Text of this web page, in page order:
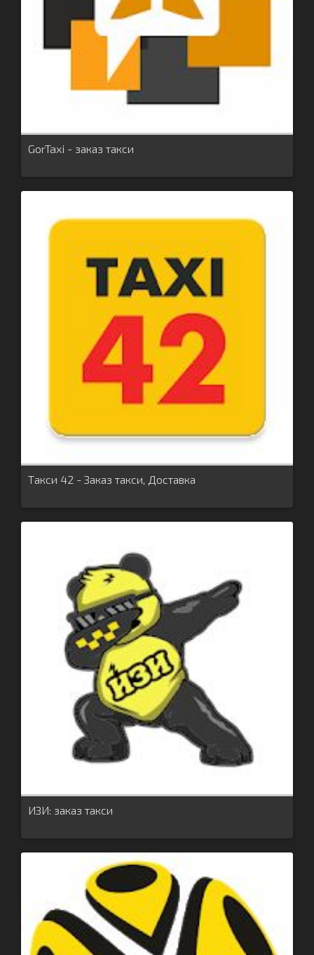
GorTaxi - заказ такси
Такси 42 - Заказ такси, Доставка
ИЗИ: заказ такси